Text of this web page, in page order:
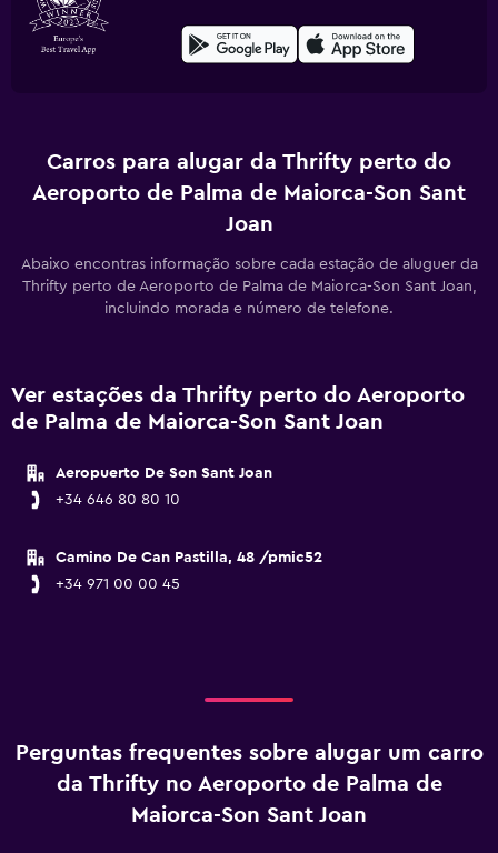
Carros para alugar da Thrifty perto do
Aeroporto de Palma de Maiorca-Son Sant
Joan
Abaixo encontras informação sobre cada estação de aluguer da
Thrifty perto de Aeroporto de Palma de Maiorca-Son Sant Joan,
incluindo morada e número de telefone.
Ver estações da Thrifty perto do Aeroporto
de Palma de Maiorca-Son Sant Joan
Aeropuerto De Son Sant Joan
+34 646 80 80 10
Camino De Can Pastilla, 48 /pmic52
+34 971 00 00 45
Perguntas frequentes sobre alugar um carro
da Thrifty no Aeroporto de Palma de
Maiorca-Son Sant Joan